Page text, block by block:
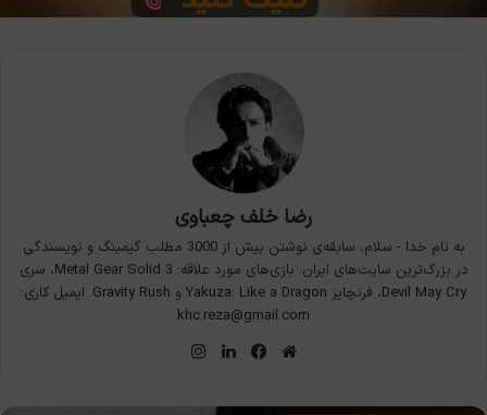
رضا خلف چعباوی
به نام خدا - سلام، سابقه‌ی نوشتن بیش از 3000 مطلب گیمینگ و نویسندگی
در بزرگ‌ترین سایت‌های ایران. بازی‌های مورد علاقه: Metal Gear Solid 3، سری
Devil May Cry، فرنچایز Yakuza: Like a Dragon و Gravity Rush. ایمیل کاری:
khc.reza@gmail.com
وبسایت
فیس
لینکدین